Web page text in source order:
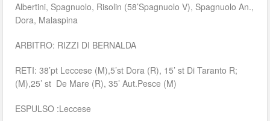
Albertini, Spagnuolo, Risolin (58’Spagnuolo V), Spagnuolo An.,
Dora, Malaspina
ARBITRO: RIZZI DI BERNALDA
RETI: 38’pt Leccese (M),5’st Dora (R), 15’ st Di Taranto R;
(M),25’ st De Mare (R), 35’ Aut.Pesce (M)
ESPULSO :Leccese